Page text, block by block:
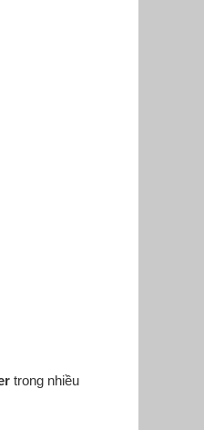
trong nhiều